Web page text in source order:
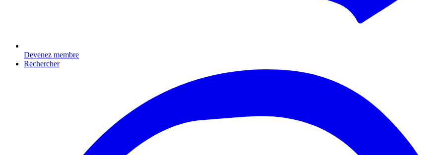
Devenez membre
Rechercher